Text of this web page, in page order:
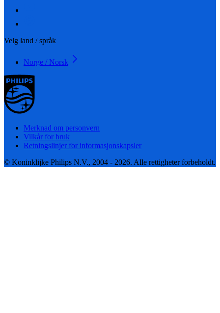
Velg land / språk
Norge / Norsk
Merknad om personvern
Vilkår for bruk
Retningslinjer for informasjonskapsler
© Koninklijke Philips N.V., 2004 - 2026. Alle rettigheter forbeholdt.